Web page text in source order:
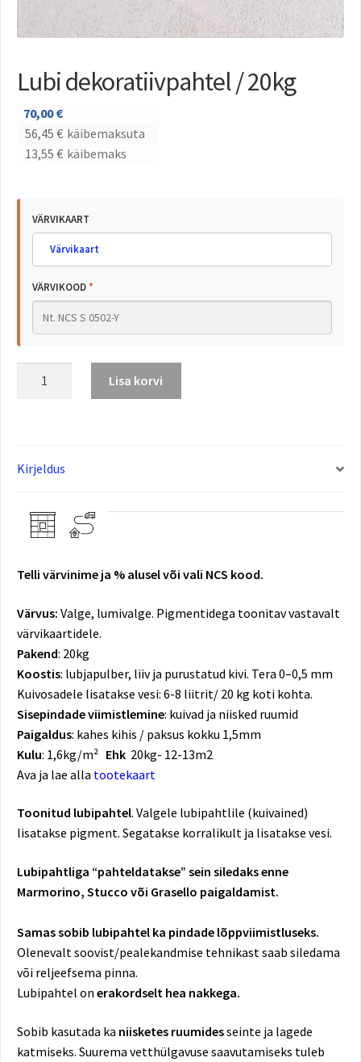
Lubi dekoratiivpahtel / 20kg
70,00€
56,45 € käibemaksuta
13,55 € käibemaks
VÄRVIKAART
Värvikaart
VÄRVIKOOD*
Lisa korvi
Kirjeldus
Telli värvinime ja % alusel või vali NCS kood.
Värvus: Valge, lumivalge. Pigmentidega toonitav vastavalt
värvikaartidele.
Pakend: 20kg
Koostis: lubjapulber, liiv ja purustatud kivi. Tera 0–0,5 mm
Kuivosadele lisatakse vesi: 6-8 liitrit/ 20 kg koti kohta.
Sisepindade viimistlemine: kuivad ja niisked ruumid
Paigaldus: kahes kihis / paksus kokku 1,5mm
Kulu: 1,6kg/m² Ehk 20kg- 12-13m2
Ava ja lae alla tootekaart
Toonitud lubipahtel. Valgele lubipahtlile (kuivained)
lisatakse pigment. Segatakse korralikult ja lisatakse vesi.
Lubipahtliga “pahteldatakse” sein siledaks enne
Marmorino, Stucco või Grasello paigaldamist.
Samas sobib lubipahtel ka pindade lõppviimistluseks.
Olenevalt soovist/pealekandmise tehnikast saab siledama
või reljeefsema pinna.
Lubipahtel on erakordselt hea nakkega.
Sobib kasutada ka niisketes ruumidesseinte ja lagede
katmiseks. Suurema vetthülgavuse saavutamiseks tuleb